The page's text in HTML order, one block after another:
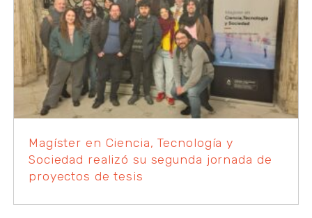
Magíster en Ciencia, Tecnología y
Sociedad realizó su segunda jornada de
proyectos de tesis